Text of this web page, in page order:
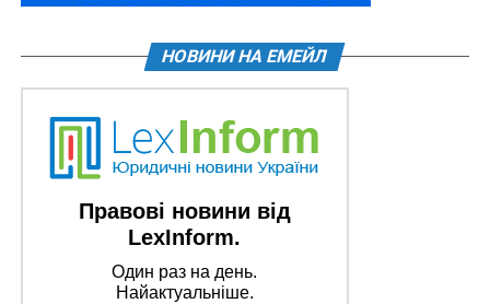
НОВИНИ НА ЕМЕЙЛ
Правові новини від
LexInform.
Один раз на день.
Найактуальніше.